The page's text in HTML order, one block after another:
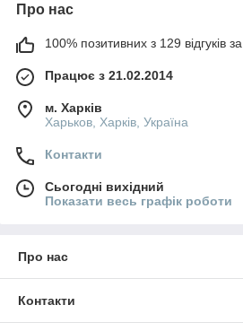
Про нас
100% позитивних з 129 відгуків за
Працює з 21.02.2014
м. Харків
Харьков, Харків, Україна
Контакти
Сьогодні вихідний
Показати весь графік роботи
Про нас
Контакти